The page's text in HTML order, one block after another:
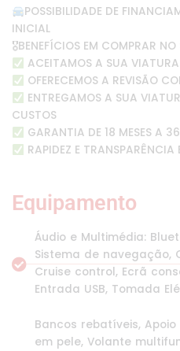
POSSIBILIDADE DE
INICIAL
🎖BENEFÍCIOS EM COMPRAR
ACEITAMOS A SUA
OFERECEMOS A REVISÃO
ENTREGAMOS A SUA
CUSTOS
GARANTIA DE 18 MESES A 36
RAPIDEZ E
Equipamento
Áudio e Multimédia:
Sistema de navegação,
Cruise control, Ecrã
Entrada USB, Tomada
Bancos rebatíveis,
em pele, Volante